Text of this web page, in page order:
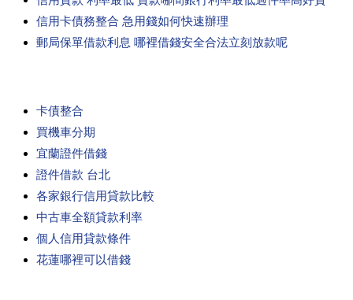
信用卡債務整合 急用錢如何快速辦理
郵局保單借款利息 哪裡借錢安全合法立刻放款呢
卡債整合
買機車分期
宜蘭證件借錢
證件借款 台北
各家銀行信用貸款比較
中古車全額貸款利率
個人信用貸款條件
花蓮哪裡可以借錢